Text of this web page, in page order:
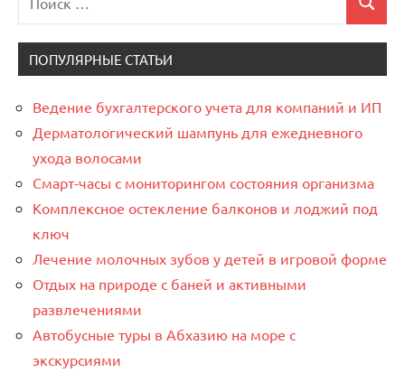
для:
Поиск
ПОПУЛЯРНЫЕ СТАТЬИ
Ведение бухгалтерского учета для компаний и ИП
Дерматологический шампунь для ежедневного
ухода волосами
Смарт-часы с мониторингом состояния организма
Комплексное остекление балконов и лоджий под
ключ
Лечение молочных зубов у детей в игровой форме
Отдых на природе с баней и активными
развлечениями
Автобусные туры в Абхазию на море с
экскурсиями